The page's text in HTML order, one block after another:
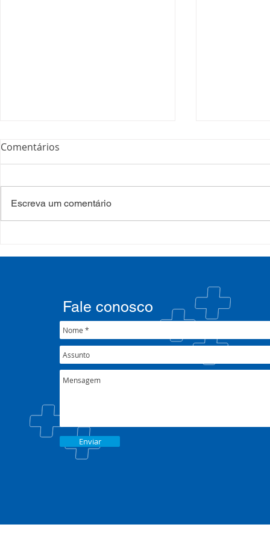
formação sobre saúde
crise climática
SETEC,
CIB/RS
Comentários
Escreva um comentário
Enviar
Fale conosco